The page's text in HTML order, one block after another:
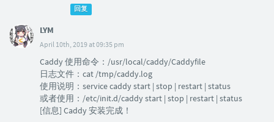
回复
LYM
April 10th, 2019 at 09:35 pm
Caddy 使用命令：/usr/local/caddy/Caddyfile
日志文件：cat /tmp/caddy.log
使用说明：service caddy start | stop | restart | status
或者使用：/etc/init.d/caddy start | stop | restart | status
[信息] Caddy 安装完成！